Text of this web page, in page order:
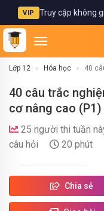
VIP Truy cập không
Lớp 12 Hóa học 40
40 câu trắc
cơ nâng cao (P1)
25 người thi tuần
câu hỏi
20 phút
Chia sẻ